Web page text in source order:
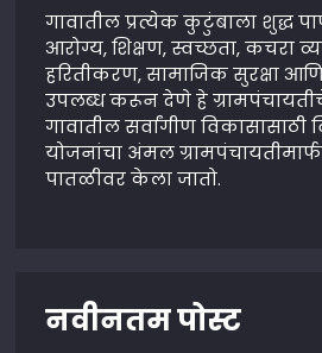
गावातील प्रत्येक कुटुंबाला शुद्ध
आरोग्य, शिक्षण, स्वच्छता, कचरा
हरितीकरण, सामाजिक सुरक्षा
उपलब्ध करून देणे हे ग्रामपंचायतीचे
गावातील सर्वांगीण विकासासाठी
योजनांचा अंमल
पातळीवर केला जातो.
नवीनतम पोस्ट